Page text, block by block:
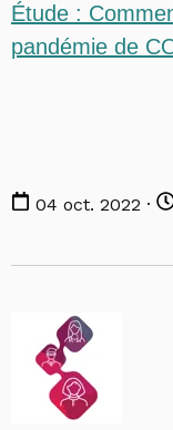
Étude :
pandémie de
04 oct. 2022 ·